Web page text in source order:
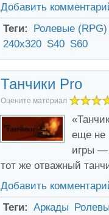
Добавить
Теги: Ролевые (RPG)
240x320 S40 S60
Танчики Pro
Оцените материал
еще не
игры —
тот же отважный
Добавить
Теги: Аркады